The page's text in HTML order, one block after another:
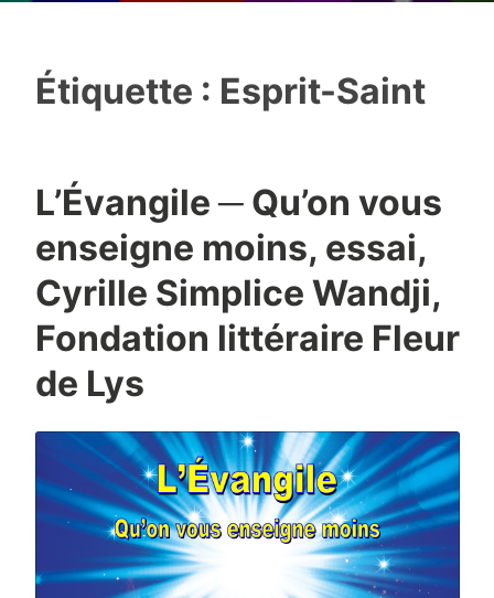
Étiquette : Esprit-Saint
L’Évangile ─ Qu’on vous
enseigne moins, essai,
Cyrille Simplice Wandji,
Fondation littéraire Fleur
de Lys